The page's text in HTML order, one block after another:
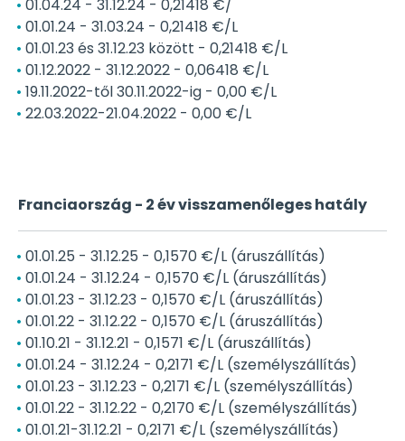
01.04.24 - 31.12.24 - 0,21418 €/
01.01.24 - 31.03.24 - 0,21418 €/L
01.01.23 és 31.12.23 között - 0,21418 €/L
01.12.2022 - 31.12.2022 - 0,06418 €/L
19.11.2022-től 30.11.2022-ig - 0,00 €/L
22.03.2022-21.04.2022 - 0,00 €/L
Franciaország - 2 év visszamenőleges hatály
01.01.25 - 31.12.25 - 0,1570 €/L (áruszállítás)
01.01.24 - 31.12.24 - 0,1570 €/L (áruszállítás)
01.01.23 - 31.12.23 - 0,1570 €/L (áruszállítás)
01.01.22 - 31.12.22 - 0,1570 €/L (áruszállítás)
01.10.21 - 31.12.21 - 0,1571 €/L (áruszállítás)
01.01.24 - 31.12.24 - 0,2171 €/L (személyszállítás)
01.01.23 - 31.12.23 - 0,2171 €/L (személyszállítás)
01.01.22 - 31.12.22 - 0,2170 €/L (személyszállítás)
01.01.21-31.12.21 - 0,2171 €/L (személyszállítás)